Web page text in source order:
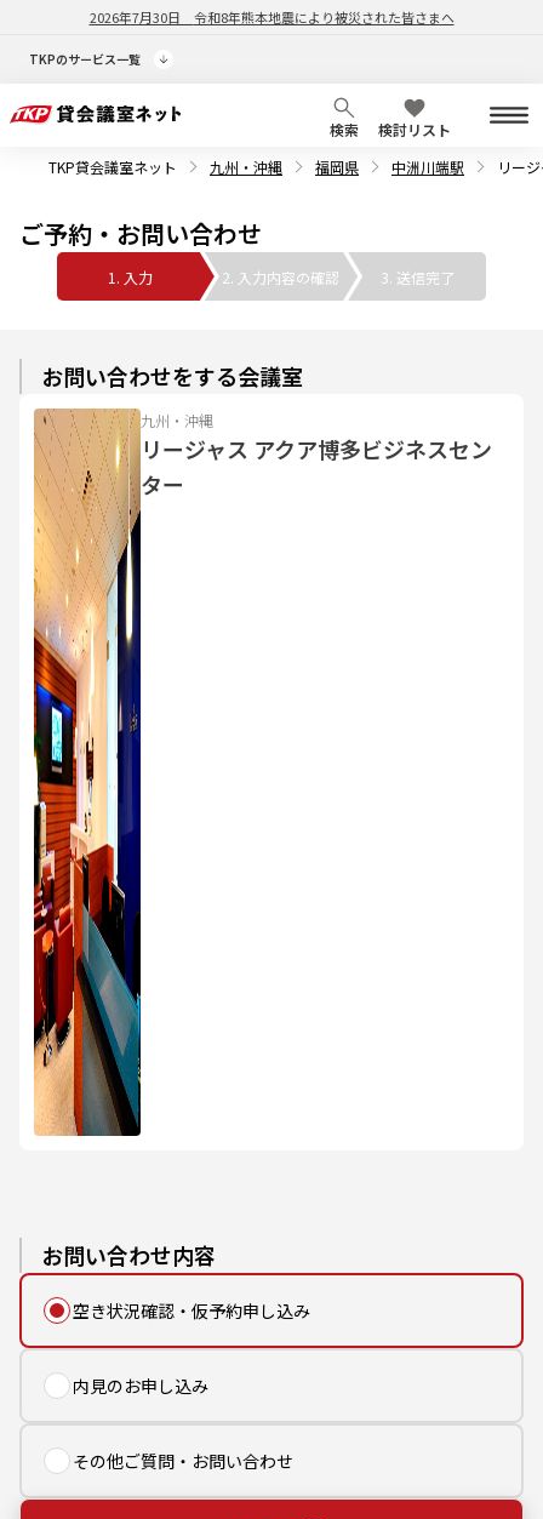
2026年7月30日 令和8年熊本地震により被災された皆さまへ
TKPのサービス一覧
検索
検討リスト
TKP貸会議室ネット
九州・沖縄 福岡県 中洲川端駅 リー
ご予約・お問い合わせ
1. 入力 2. 入力内容の確認 3. 送信完了
お問い合わせをする会議室
九州・沖縄
リージャス アクア博多ビジネスセン
ター
お問い合わせ内容
空き状況確認・仮予約申し込み
内見のお申し込み
その他ご質問・お問い合わせ